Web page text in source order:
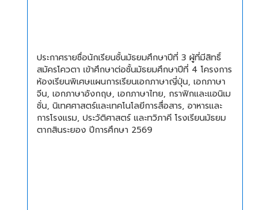
ประกาศรายชื่อนักเรียนชั้นมัธยมศึกษาปีที่ 3 ผู้ที่มีสิทธิ์
สมัครโควตา เข้าศึกษาต่อชั้นมัธยมศึกษาปีที่ 4 โครงการ
ห้องเรียนพิเศษแผนการเรียนเอกภาษาญี่ปุ่น, เอกภาษา
จีน, เอกภาษาอังกฤษ, เอกภาษาไทย, กราฟิกและแอนิเม
ชั่น, นิเทศศาสตร์และเทคโนโลยีการสื่อสาร, อาหารและ
การโรงแรม, ประวัติศาสตร์ และทวิภาคี โรงเรียนมัธยม
ตากสินระยอง ปีการศึกษา 2569